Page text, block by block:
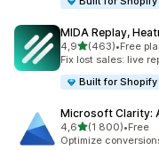
MIDA Replay,
4,9/ 5 tähteä
(463)
463 arvostelua
•Free
Fix lost sales: live
Built for Shopify
Microsoft Clarity:
4,6/ 5 tähteä
(1 800)
1800 arvostelua
•Free
Optimize